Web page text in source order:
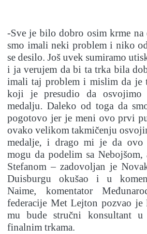
-Sve je bilo dobro osim krme na
smo imali neki problem i niko
se desilo. Još uvek sumiramo
i ja verujem da bi ta trka bila
imali taj problem i mislim da je
koji je presudio da osvojimo
medalju. Daleko od toga da
pogotovo jer je meni ovo prvi
ovako velikom takmičenju
medalje, i drago mi je da ovo
mogu da podelim sa
Stefanom – zadovoljan je
Duisburgu okušao i u
Naime, komentator
federacije Met Lejton pozvao je
mu bude stručni konsultant u
finalnim trkama.